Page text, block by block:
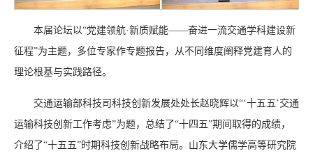
本届论坛以“党建领航·新质赋能——奋进一流交通学科建设新
征程”为主题，多位专家作专题报告，从不同维度阐释党建育人的
理论根基与实践路径。
交通运输部科技司科技创新发展处处长赵晓辉以“‘十五五’交通
运输科技创新工作考虑”为题，总结了“十四五”期间取得的成绩，
介绍了“十五五”时期科技创新战略布局。山东大学儒学高等研究院